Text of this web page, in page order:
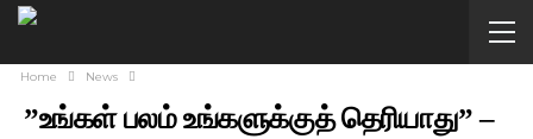
Home News
”உங்கள் பலம் உங்களுக்குத் தெரியாது” –